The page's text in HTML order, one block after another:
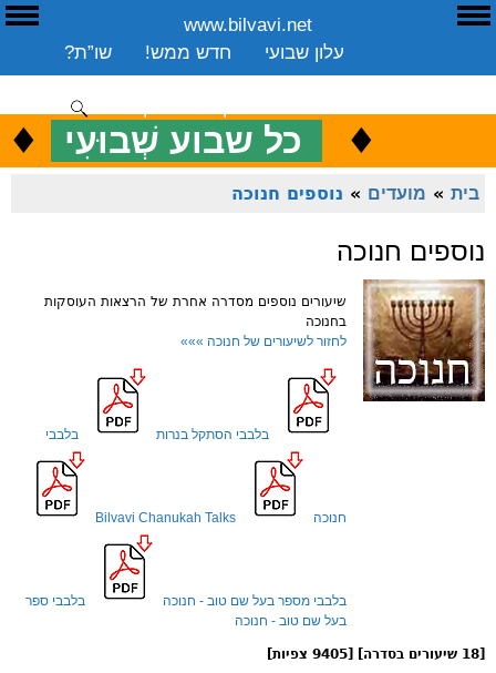
www.bilvavi.net
שו”ת?
חדש ממש!
עלון שבועי
שיעורים שבועי
ספרים
ארכיון
סקירה כללית
ENGLISH ♦ כל שבוע שְׁבוּעִי ♦
בית » מועדים » נוספים חנוכה
נוספים חנוכה
שיעורים נוספים מסדרה אחרת של הרצאות העוסקות
בחנוכה
לחזור לשיעורים של חנוכה »»»
בלבבי הסתקל בנרות בלבבי
חנוכה Bilvavi Chanukah Talks
בלבבי מספר בעל שם טוב - חנוכה
בלבבי ספר
בעל שם טוב - חנוכה